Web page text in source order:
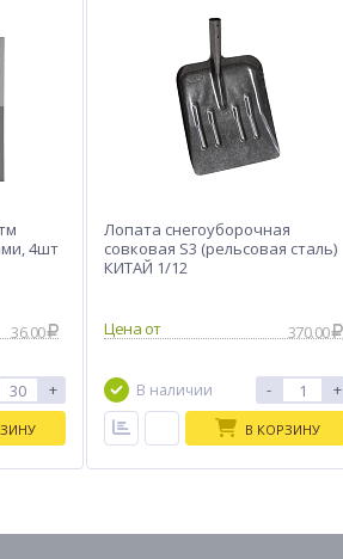
4шт
36.00
+
Лопата снегоуборочная
совковая S3 (рельсовая сталь)
КИТАЙ 1/12
370.00
В наличии - +
В КОРЗИНУ